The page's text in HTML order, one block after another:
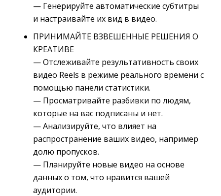
— Генерируйте автоматические субтитры
и настраивайте их вид в видео.
ПРИНИМАЙТЕ ВЗВЕШЕННЫЕ РЕШЕНИЯ О
КРЕАТИВЕ
— Отслеживайте результативность своих
видео Reels в режиме реального времени с
помощью панели статистики.
— Просматривайте разбивки по людям,
которые на вас подписаны и нет.
— Анализируйте, что влияет на
распространение ваших видео, например
долю пропусков.
— Планируйте новые видео на основе
данных о том, что нравится вашей
аудитории.